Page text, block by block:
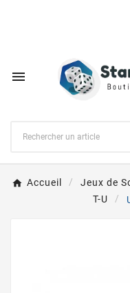

Accueil Jeux de
T-U